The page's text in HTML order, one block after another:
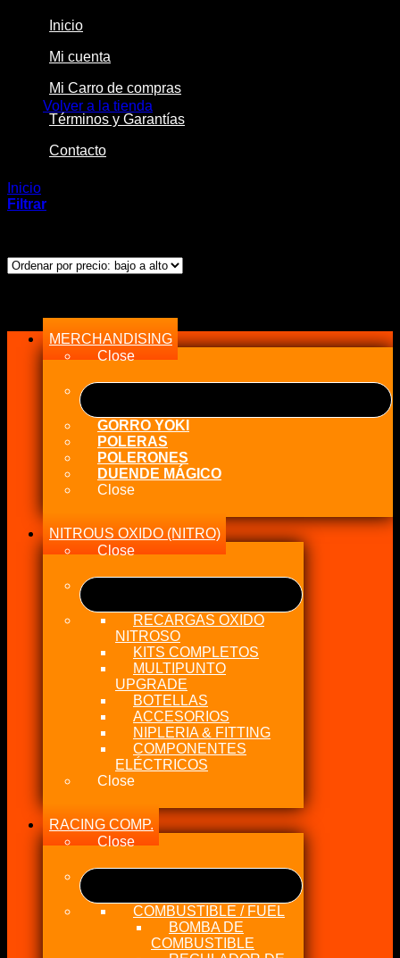
Volver a la tienda
Inicio
Mi cuenta
Mi Carro de compras
Términos y Garantías
Contacto
Inicio
Filtrar
MERCHANDISING
Close
GORRO YOKI
POLERAS
POLERONES
DUENDE MÁGICO
Close
NITROUS OXIDO (NITRO)
Close
RECARGAS OXIDO
NITROSO
KITS COMPLETOS
MULTIPUNTO
UPGRADE
BOTELLAS
ACCESORIOS
NIPLERIA & FITTING
COMPONENTES
ELÉCTRICOS
Close
RACING COMP.
Close
COMBUSTIBLE / FUEL
BOMBA DE
COMBUSTIBLE